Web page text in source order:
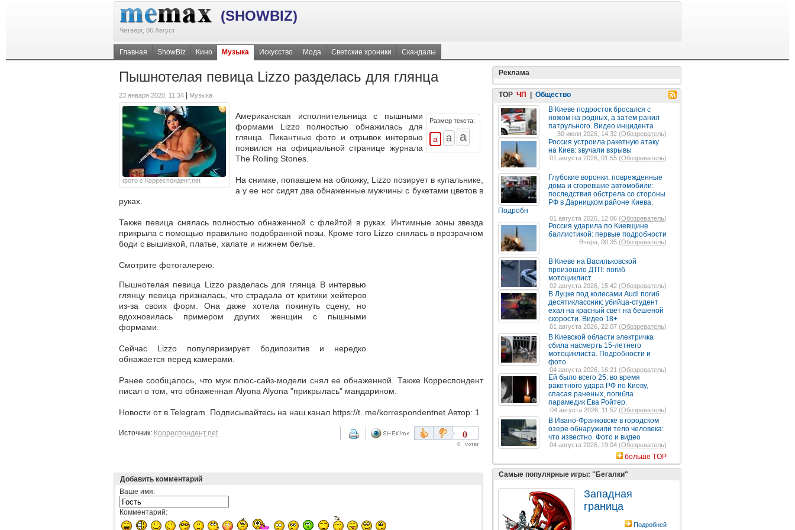
(SHOWBIZ)
Четверг, 06 Август
Главная ShowBiz Кино Музыка Искусство Мода Светские хроники Скандалы
Пышнотелая певица Lizzo разделась для глянца
23 января 2020, 11:34 Музыка
фото с Корреспондент.net
Размер текста:
Американская исполнительница с пышными
формами Lizzo полностью обнажилась для
глянца. Пикантные фото и отрывок интервью
появился на официальной странице журнала
The Rolling Stones.
На снимке, попавшем на обложку, Lizzo позирует в купальнике,
а у ее ног сидят два обнаженные мужчины с букетами цветов в
руках.
Также певица снялась полностью обнаженной с флейтой в руках. Интимные зоны звезда
прикрыла с помощью правильно подобранной позы. Кроме того Lizzo снялась в прозрачном
боди с вышивкой, платье, халате и нижнем белье.
Cмотрите фотогалерею:
Пышнотелая певица Lizzo разделась для глянца В интервью
глянцу певица призналась, что страдала от критики хейтеров
из-за своих форм. Она даже хотела покинуть сцену, но
вдохновилась примером других женщин с пышными
формами.
Сейчас Lizzo популяризирует бодипозитив и нередко
обнажается перед камерами.
Ранее сообщалось, что муж плюс-сайз-модели снял ее обнаженной. Также Корреспондент
писал о том, что обнаженная Alyona Alyona "прикрылась" мандарином.
Новости от в Telegram. Подписывайтесь на наш канал https://t. me/korrespondentnet Автор: 1
Источник: Корреспондент.net 0
0
Добавить комментарий
Ваше имя:
Комментарий:
Реклама
TOP ЧП
Общество
В Киеве подросток бросался с
ножом на родных, а затем ранил
патрульного. Видео инцидента
30 июля 2026, 14:32 (Обозреватель)
Россия устроила ракетную атаку
на Киев: звучали взрывы
01 августа 2026, 01:55 (Обозреватель)
Глубокие воронки, поврежденные
дома и сгоревшие автомобили:
последствия обстрела со стороны
РФ в Дарницком районе Киева.
Подробн
01 августа 2026, 12:06 (Обозреватель)
Россия ударила по Киевщине
баллистикой: первые подробности
Вчера, 00:35 (Обозреватель)
В Киеве на Васильковской
произошло ДТП: погиб
мотоциклист.
02 августа 2026, 15:42 (Обозреватель)
В Луцке под колесами Audi погиб
десятиклассник: убийца-студент
ехал на красный свет на бешеной
скорости. Видео 18+
01 августа 2026, 22:07 (Обозреватель)
В Киевской области электричка
сбила насмерть 15-летнего
мотоциклиста. Подробности и
фото
04 августа 2026, 16:21 (Обозреватель)
Ей было всего 25: во время
ракетного удара РФ по Киеву,
спасая раненых, погибла
парамедик Ева Ройтер.
04 августа 2026, 11:52 (Обозреватель)
В Ивано-Франковске в городском
озере обнаружили тело человека:
что известно. Фото и видео
04 августа 2026, 19:04 (Обозреватель)
больше TOP
Самые популярные игры: "Бегалки"
Западная
граница
Подробней